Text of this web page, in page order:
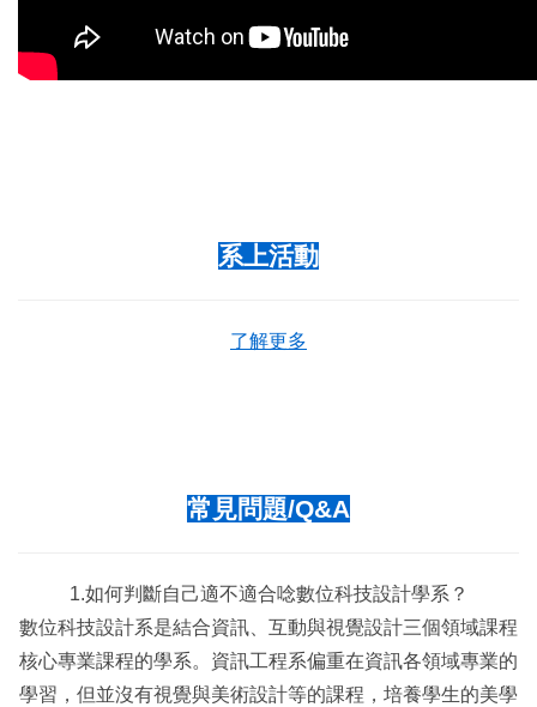
系上活動
了解更多
常見問題/Q&A
1.如何判斷自己適不適合唸數位科技設計學系？
數位科技設計系是結合資訊、互動與視覺設計三個領域課程
核心專業課程的學系。資訊工程系偏重在資訊各領域專業的
學習，但並沒有視覺與美術設計等的課程，培養學生的美學